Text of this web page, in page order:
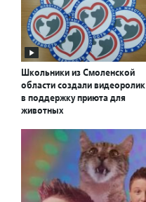
Школьники из Смоленской
области создали видеоролик
в поддержку приюта для
животных